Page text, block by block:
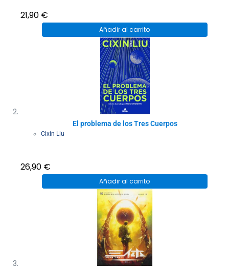
21,90 €
Añadir al carrito
El problema de los Tres Cuerpos
Cixin Liu
26,90 €
Añadir al carrito